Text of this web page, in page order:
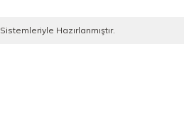
Sistemleriyle Hazırlanmıştır.